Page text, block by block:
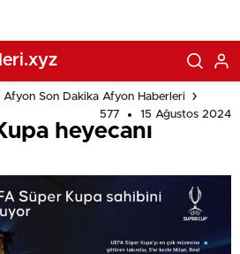
Son Dakika Afyon Haberleri
577
15 Ağustos 2024
heyecanı